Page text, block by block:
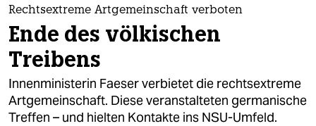
themen
politik
öko
gesellschaft
Rechtsextreme Artgemeinschaft verboten
Ende des völkischen
Treibens
Innenministerin Faeser verbietet die rechtsextreme
Artgemeinschaft. Diese veranstalteten germanische
Treffen – und hielten Kontakte ins NSU-Umfeld.